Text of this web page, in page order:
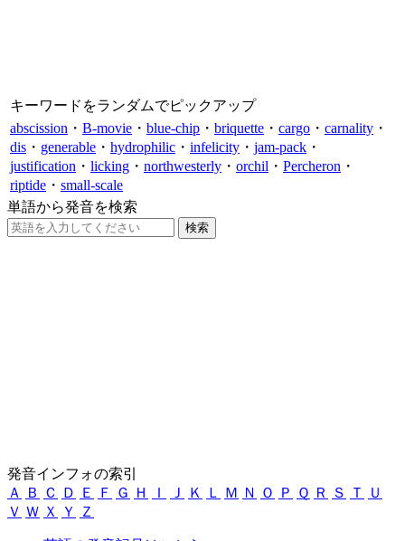
キーワードをランダムでピックアップ
abscission ・ B-movie ・ blue-chip ・ briquette ・ cargo ・ carnality ・
dis ・ generable ・ hydrophilic ・ infelicity ・ jam-pack ・
justification ・ licking ・ northwesterly ・ orchil ・ Percheron ・
riptide ・ small-scale
単語から発音を検索
発音インフォの索引
Ａ
Ｂ Ｃ Ｄ Ｅ Ｆ Ｇ Ｈ Ｉ Ｊ Ｋ Ｌ Ｍ Ｎ Ｏ Ｐ Ｑ Ｒ Ｓ Ｔ
Ｕ
Ｖ Ｗ Ｘ Ｙ Ｚ